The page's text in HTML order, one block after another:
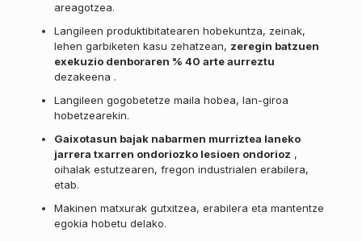
areagotzea.
Langileen produktibitatearen hobekuntza, zeinak,
lehen garbiketen kasu zehatzean, zeregin batzuen
exekuzio denboraren % 40 arte aurreztu
dezakeena .
Langileen gogobetetze maila hobea, lan-giroa
hobetzearekin.
Gaixotasun bajak nabarmen murriztea laneko
jarrera txarren ondoriozko lesioen ondorioz ,
oihalak estutzearen, fregon industrialen erabilera,
etab.
Makinen matxurak gutxitzea, erabilera eta mantentze
egokia hobetu delako.